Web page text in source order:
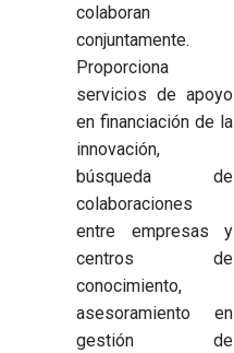
colaboran
conjuntamente.
Proporciona
servicios de apoyo
en financiación de la
innovación,
búsqueda de
colaboraciones
entre empresas y
centros de
conocimiento,
asesoramiento en
gestión de